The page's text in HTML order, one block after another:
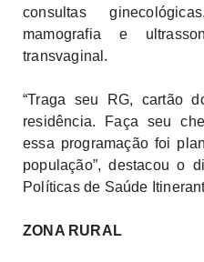
consultas
mamografia e
transvaginal.
“Traga seu RG, cartão
residência. Faça seu
essa programação foi
população”, destacou o
Políticas de Saúde
ZONA RURAL